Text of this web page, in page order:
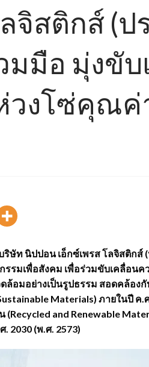
จิสติกส์ (ป
มือ มุ่งขับ
วงโซ่คุณค่
ษัท นิปปอน เอ็กซ์เพรส โลจิสติกส์
รมเพื่อสังคม เพื่อร่วมขับเคลื่อน
ล้อมอย่างเป็นรูปธรรม สอดคล้อง
Materials) ภายในปี ค.
(Recycled and Renewable
2030 (พ.ศ. 2573)